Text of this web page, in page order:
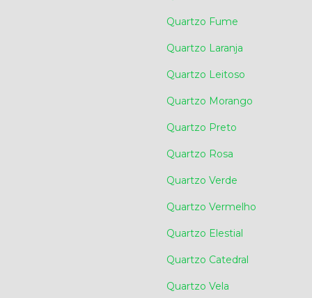
Quartzo Fume
Quartzo Laranja
Quartzo Leitoso
Quartzo Morango
Quartzo Preto
Quartzo Rosa
Quartzo Verde
Quartzo Vermelho
Quartzo Elestial
Quartzo Catedral
Quartzo Vela